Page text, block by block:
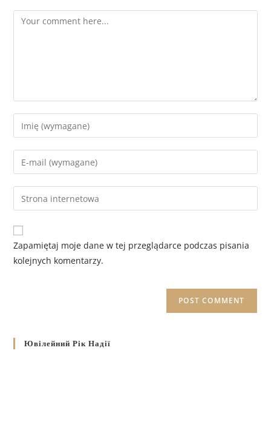
Zapamiętaj moje dane w tej przeglądarce podczas pisania
kolejnych komentarzy.
Ювілейний Рік Надії